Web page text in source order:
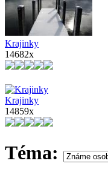
Krajinky
14682x
Krajinky
14859x
Téma: